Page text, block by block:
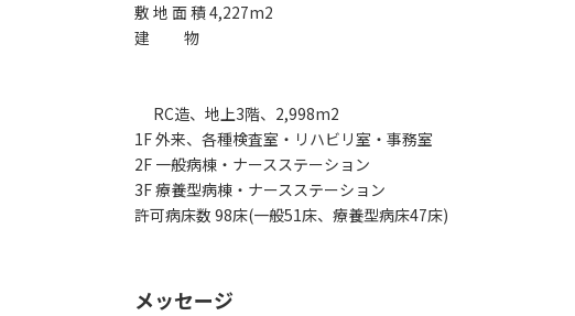
敷 地 面 積 4,227m2
建 物
RC造、地上3階、2,998m2
1F 外来、各種検査室・リハビリ室・事務室
2F 一般病棟・ナースステーション
3F 療養型病棟・ナースステーション
許可病床数 98床(一般51床、療養型病床47床)
メッセージ